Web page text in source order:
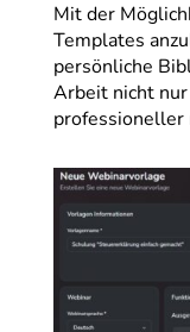
Mit der
Templates
persönliche
Arbeit nicht
professioneller